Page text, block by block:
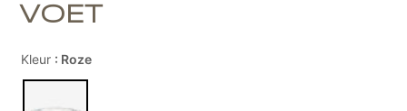
VOET
Kleur : Roze